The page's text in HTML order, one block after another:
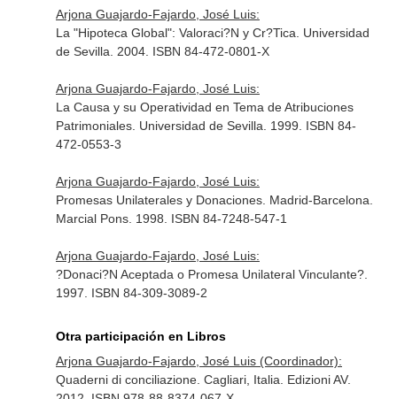
Arjona Guajardo-Fajardo, José Luis:
La "Hipoteca Global": Valoraci?N y Cr?Tica. Universidad
de Sevilla. 2004. ISBN 84-472-0801-X
Arjona Guajardo-Fajardo, José Luis:
La Causa y su Operatividad en Tema de Atribuciones
Patrimoniales. Universidad de Sevilla. 1999. ISBN 84-
472-0553-3
Arjona Guajardo-Fajardo, José Luis:
Promesas Unilaterales y Donaciones. Madrid-Barcelona.
Marcial Pons. 1998. ISBN 84-7248-547-1
Arjona Guajardo-Fajardo, José Luis:
?Donaci?N Aceptada o Promesa Unilateral Vinculante?.
1997. ISBN 84-309-3089-2
Otra participación en Libros
Arjona Guajardo-Fajardo, José Luis (Coordinador):
Quaderni di conciliazione. Cagliari, Italia. Edizioni AV.